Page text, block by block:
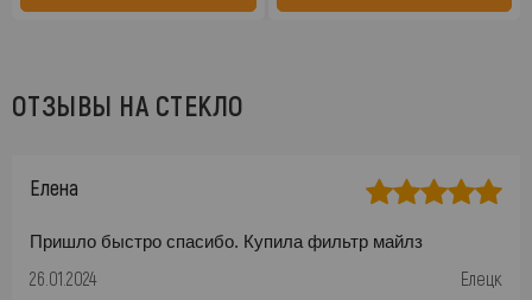
ОТЗЫВЫ НА СТЕКЛО
Елена
Пришло быстро спасибо. Купила фильтр майлз
26.01.2024 Елецк